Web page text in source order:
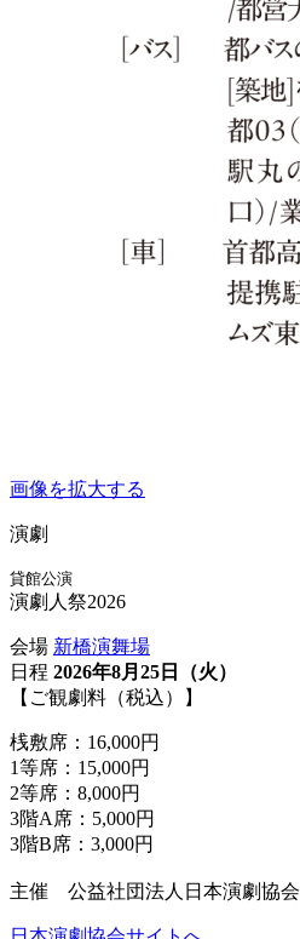
画像を拡大する
演劇
貸館公演
演劇人祭2026
会場 新橋演舞場
日程 2026年8月25日（火）
【ご観劇料（税込）】
桟敷席：16,000円
1等席：15,000円
2等席：8,000円
3階A席：5,000円
3階B席：3,000円
主催 公益社団法人日本演劇協会